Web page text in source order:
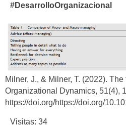
#DesarrolloOrganizacional
Milner, J., & Milner, T. (2022).
Organizational Dynamics, 51(4),
https://doi.org/https://doi.org/
Visitas: 34